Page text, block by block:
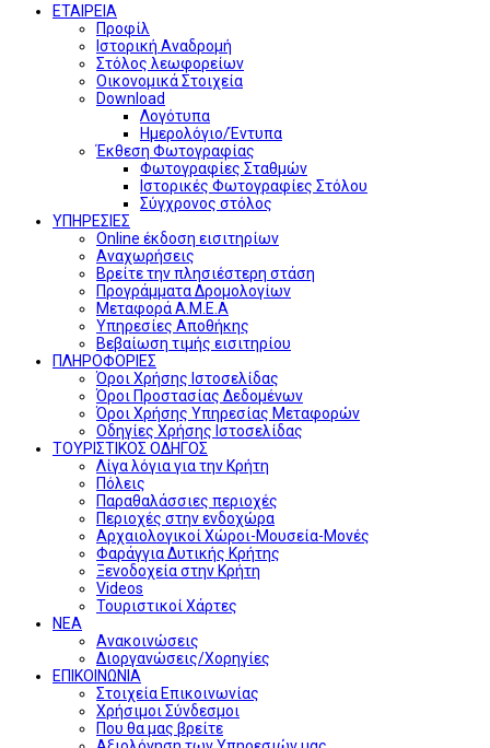
ΕΤΑΙΡΕΙΑ
Προφίλ
Ιστορική Αναδρομή
Στόλος λεωφορείων
Οικονομικά Στοιχεία
Download
Λογότυπα
Ημερολόγιο/Έντυπα
Έκθεση Φωτογραφίας
Φωτογραφίες Σταθμών
Ιστορικές Φωτογραφίες Στόλου
Σύγχρονος στόλος
ΥΠΗΡΕΣΙΕΣ
Online έκδοση εισιτηρίων
Αναχωρήσεις
Βρείτε την πλησιέστερη στάση
Προγράμματα Δρομολογίων
Μεταφορά Α.Μ.Ε.Α
Υπηρεσίες Αποθήκης
Βεβαίωση τιμής εισιτηρίου
ΠΛΗΡΟΦΟΡΙΕΣ
Όροι Χρήσης Ιστοσελίδας
Όροι Προστασίας Δεδομένων
Όροι Χρήσης Υπηρεσίας Μεταφορών
Οδηγίες Χρήσης Ιστοσελίδας
ΤΟΥΡΙΣΤΙΚΟΣ ΟΔΗΓΟΣ
Λίγα λόγια για την Κρήτη
Πόλεις
Παραθαλάσσιες περιοχές
Περιοχές στην ενδοχώρα
Αρχαιολογικοί Χώροι-Μουσεία-Μονές
Φαράγγια Δυτικής Κρήτης
Ξενοδοχεία στην Κρήτη
Videos
Τουριστικοί Χάρτες
ΝΕΑ
Ανακοινώσεις
Διοργανώσεις/Χορηγίες
ΕΠΙΚΟΙΝΩΝΙΑ
Στοιχεία Επικοινωνίας
Χρήσιμοι Σύνδεσμοι
Που θα μας βρείτε